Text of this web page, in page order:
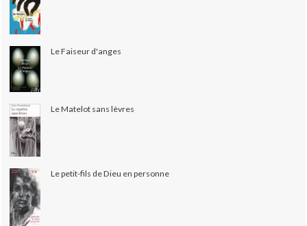
Le Faiseur d'anges
Le Matelot sans lèvres
Le petit-fils de Dieu en personne